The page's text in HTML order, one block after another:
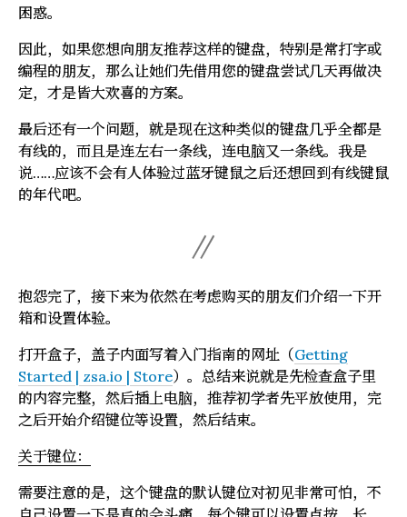
困惑。
因此，如果您想向朋友推荐这样的键盘，特别是常打字或
编程的朋友，那么让她们先借用您的键盘尝试几天再做决
定，才是皆大欢喜的方案。
最后还有一个问题，就是现在这种类似的键盘几乎全都是
有线的，而且是连左右一条线，连电脑又一条线。我是
说……应该不会有人体验过蓝牙键鼠之后还想回到有线键鼠
的年代吧。
抱怨完了，接下来为依然在考虑购买的朋友们介绍一下开
箱和设置体验。
打开盒子，盖子内面写着入门指南的网址（Getting
Started | zsa.io | Store）。总结来说就是先检查盒子里
的内容完整，然后插上电脑，推荐初学者先平放使用，完
之后开始介绍键位等设置，然后结束。
关于键位：
需要注意的是，这个键盘的默认键位对初见非常可怕，不